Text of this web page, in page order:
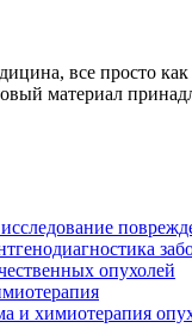
все просто как
материал
опухолей
и химиотерапия